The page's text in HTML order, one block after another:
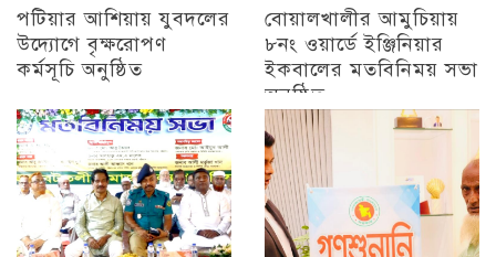
পটিয়ার আশিয়ায় যুবদলের
উদ্যোগে বৃক্ষরোপণ
কর্মসূচি অনুষ্ঠিত
অন্যান্য
বোয়ালখালীর আমুচিয়ায়
৮নং ওয়ার্ডে ইঞ্জিনিয়ার
ইকবালের মতবিনিময় সভা
অনুষ্ঠিত
চট্টগ্রাম